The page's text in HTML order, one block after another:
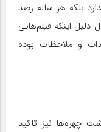
بلکه هر ساله رصد
دلیل اینکه فیلم‌هایی
و ملاحظات بوده
چهره‌ها نیز تاکید